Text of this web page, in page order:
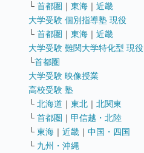
└ 首都圏 ｜ 東海 ｜ 近畿
大学受験 個別指導塾 現役
└ 首都圏 ｜ 東海 ｜ 近畿
大学受験 難関大学特化型 現役
└首都圏
大学受験 映像授業
高校受験 塾
└ 北海道 ｜ 東北 ｜ 北関東
└ 首都圏 ｜ 甲信越・北陸
└ 東海 ｜ 近畿 ｜ 中国・四国
└ 九州・沖縄